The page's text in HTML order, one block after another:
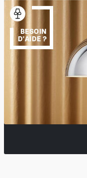
BESOIN
D'AIDE ?